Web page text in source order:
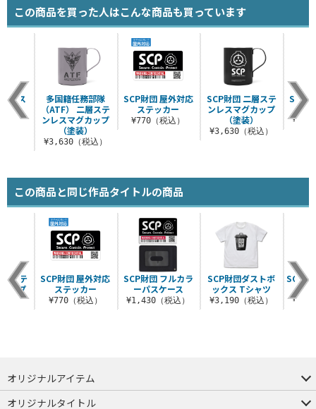
この商品を買った人はこんな商品も買っています
SCP財団 屋外対応
ステッカー
¥770（税込）
SCP財団 二層ステ
ンレスマグカップ
（塗装）
¥3,630（税込）
SCP
ース
プ
込）
多国籍任務部隊
（ATF） 二層ステ
ンレスマグカップ
（塗装）
¥3,630（税込）
この商品と同じ作品タイトルの商品
SCP財団 フルカラ
ーパスケース
¥1,430（税込）
SCP財団ダストボ
ックス Tシャツ
¥3,190（税込）
SCP財
員
ステ
ップ
SCP財団 屋外対応
ステッカー
¥770（税込）
オリジナルアイテム
つままれ
つかまれ
ピョコッテ
オリジナルタイトル